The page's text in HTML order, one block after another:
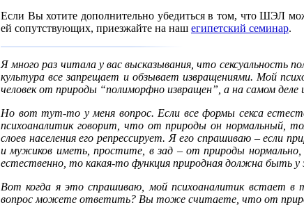
Если Вы хотите дополнительно убедиться в том, что ШЭЛ
ей сопутствующих, приезжайте на наш египетский семинар.
Я много раз читала у вас высказывания, что сексуальность
культура все запрещает и обзывает извращениями. Мой
человек от природы “полиморфно извращен”, а на самом деле
Но вот тут-то у меня вопрос. Если все формы секса
психоаналитик говорит, что от природы он нормальный,
слоев населения его репрессирует. Я его спрашиваю – если
и мужиков иметь, простите, в зад – от природы
естественно, то какая-то функция природная должна быть у
Вот когда я это спрашиваю, мой психоаналитик встает
вопрос можете ответить? Вы тоже считаете, что от